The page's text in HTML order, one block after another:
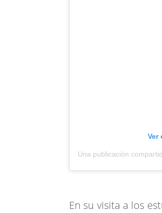
Ver
En su visita a los